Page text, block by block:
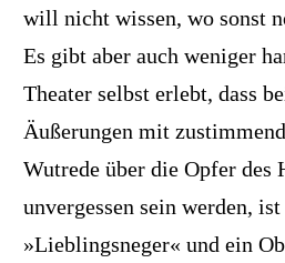
will nicht wissen, wo sonst
Es gibt aber auch weniger
Theater selbst erlebt, dass
Äußerungen mit
Wutrede über die Opfer des
unvergessen sein werden,
»Lieblingsneger« und ein